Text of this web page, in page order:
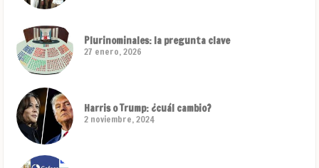
Plurinominales: la pregunta clave
27 enero, 2026
Harris o Trump: ¿cuál cambio?
2 noviembre, 2024